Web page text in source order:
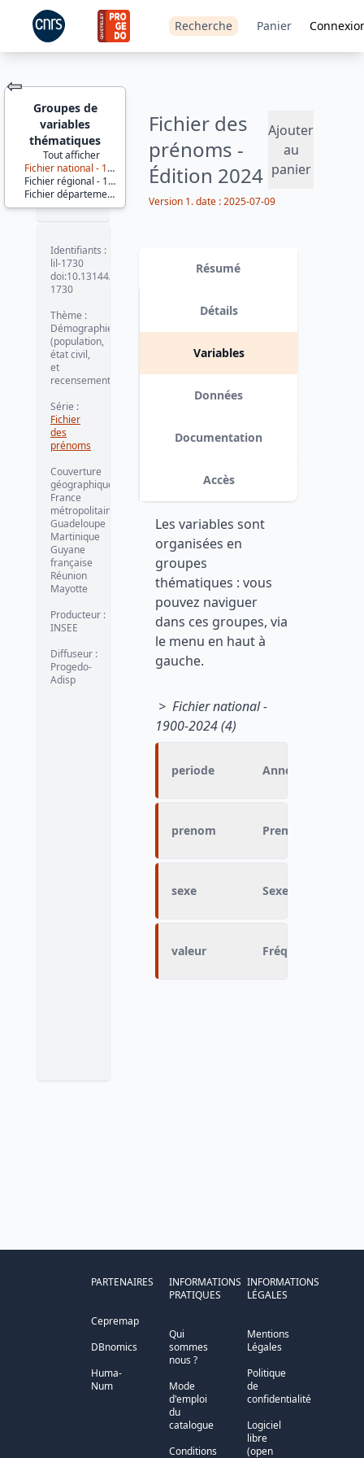
Recherche Panier
JEU DE
DONNÉES
Fichier des
prénoms -
Édition 2024
Ajouter
au
panier
Version 1. date : 2025-07-09
⇦
Groupes de
variables
thématiques
Tout afficher
Fichier national - 1900-2024
Fichier régional - 1900-2024
Fichier départemental - 1900-2024
Identifiants :
lil-1730
doi:10.13144/lil-
1730
Thème :
Démographie
(population,
état civil,
et
recensement)
Série :
Fichier
des
prénoms
Couverture
géographique :
France
métropolitaine
Guadeloupe
Martinique
Guyane
française
Réunion
Mayotte
Producteur :
INSEE
Diffuseur :
Progedo-
Adisp
Résumé
Détails
Variables
Données
Documentation
Accès
Les variables sont
organisées en
groupes
thématiques : vous
pouvez naviguer
dans ces groupes, via
le menu en haut à
gauche.
> Fichier national -
1900-2024 (4)
periode Année de
prenom Premier prénom
sexe Sexe
valeur Fréquence
PARTENAIRES
Cepremap
DBnomics
Huma-
Num
INFORMATIONS
PRATIQUES
Qui
sommes
nous ?
Mode
d'emploi
du
catalogue
Conditions
INFORMATIONS
LÉGALES
Mentions
Légales
Politique
de
confidentialité
Logiciel
libre
(open